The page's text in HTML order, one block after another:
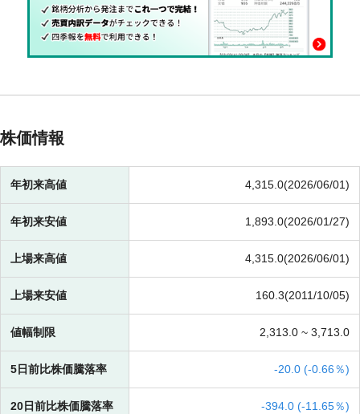
株価情報
年初来高値 4,315.0(2026/06/01)
年初来安値 1,893.0(2026/01/27)
上場来高値 4,315.0(2026/06/01)
上場来安値 160.3(2011/10/05)
値幅制限 2,313.0 ~ 3,713.0
5日前比株価騰落率 -20.0 (-0.66％)
20日前比株価騰落率 -394.0 (-11.65％)